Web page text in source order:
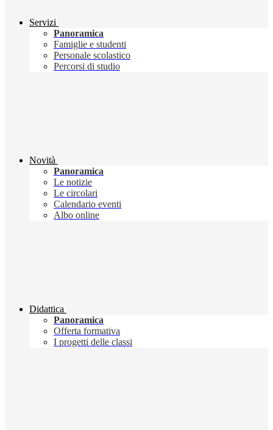
Servizi
Panoramica
Famiglie e studenti
Personale scolastico
Percorsi di studio
Novità
Panoramica
Le notizie
Le circolari
Calendario eventi
Albo online
Didattica
Panoramica
Offerta formativa
I progetti delle classi